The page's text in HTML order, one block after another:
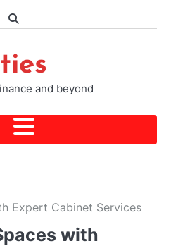
and beyond
Expert Cabinet Services
with